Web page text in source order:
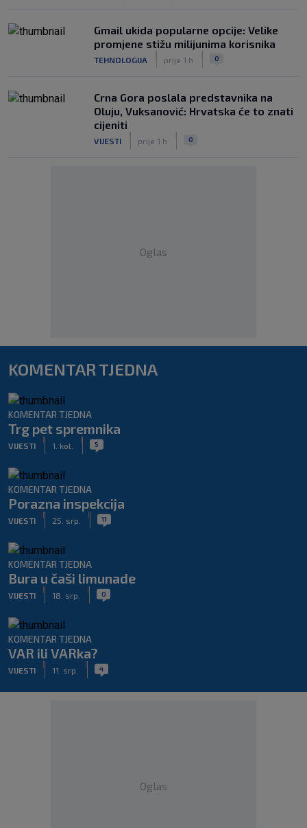
Gmail ukida popularne opcije: Velike
promjene stižu milijunima korisnika
TEHNOLOGIJA prije 1 h 0
Crna Gora poslala predstavnika na
Oluju, Vuksanović: Hrvatska će to znati
cijeniti
VIJESTI prije 1 h 0
Oglas
KOMENTAR TJEDNA
KOMENTAR TJEDNA
Trg pet spremnika
VIJESTI 1. kol. 5
KOMENTAR TJEDNA
Porazna inspekcija
VIJESTI 25. srp. 11
KOMENTAR TJEDNA
Bura u čaši limunade
VIJESTI 18. srp. 0
KOMENTAR TJEDNA
VAR ili VARka?
VIJESTI 11. srp. 4
Oglas